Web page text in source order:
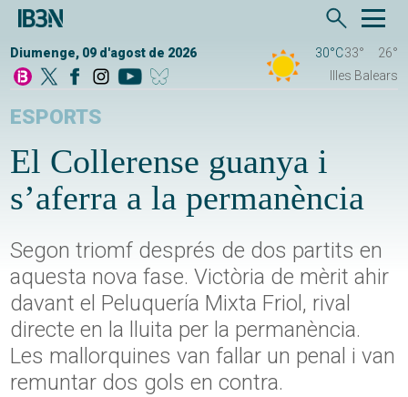
Diumenge, 09 d'agost de 2026 30°C33°
26°
Illes Balears
ESPORTS
El Collerense guanya i
s’aferra a la permanència
Segon triomf després de dos partits en
aquesta nova fase. Victòria de mèrit ahir
davant el Peluquería Mixta Friol, rival
directe en la lluita per la permanència.
Les mallorquines van fallar un penal i van
remuntar dos gols en contra.